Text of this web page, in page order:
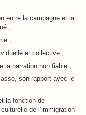
la campagne et la
;
;
et collective ;
la narration non fiable ;
son rapport avec le
fonction de
de l’immigration